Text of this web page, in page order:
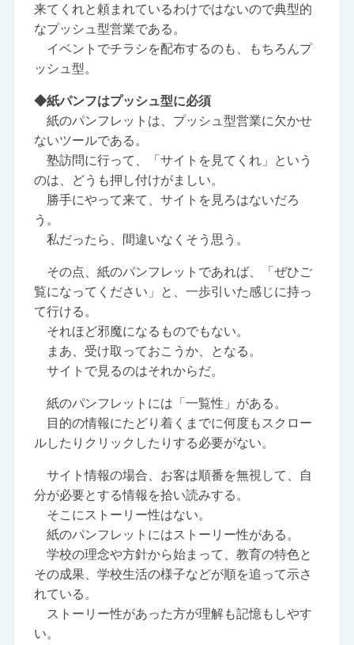
来てくれと頼まれているわけではないので典型的
なプッシュ型営業である。
イベントでチラシを配布するのも、もちろんプ
ッシュ型。
◆紙パンフはプッシュ型に必須
紙のパンフレットは、プッシュ型営業に欠かせ
ないツールである。
塾訪問に行って、「サイトを見てくれ」という
のは、どうも押し付けがましい。
勝手にやって来て、サイトを見ろはないだろ
う。
私だったら、間違いなくそう思う。
その点、紙のパンフレットであれば、「ぜひご
覧になってください」と、一歩引いた感じに持っ
て行ける。
それほど邪魔になるものでもない。
まあ、受け取っておこうか、となる。
サイトで見るのはそれからだ。
紙のパンフレットには「一覧性」がある。
目的の情報にたどり着くまでに何度もスクロー
ルしたりクリックしたりする必要がない。
サイト情報の場合、お客は順番を無視して、自
分が必要とする情報を拾い読みする。
そこにストーリー性はない。
紙のパンフレットにはストーリー性がある。
学校の理念や方針から始まって、教育の特色と
その成果、学校生活の様子などが順を追って示さ
れている。
ストーリー性があった方が理解も記憶もしやす
い。